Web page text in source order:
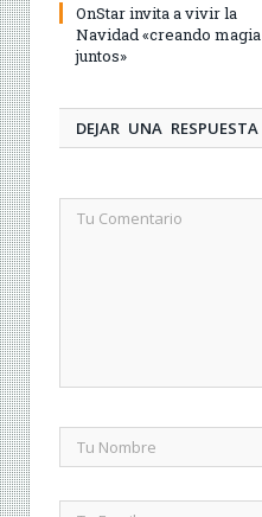
OnStar invita a vivir la
Navidad «creando magia
juntos»
DEJAR UNA RESPUESTA